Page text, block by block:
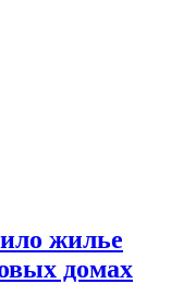
жилье
домах